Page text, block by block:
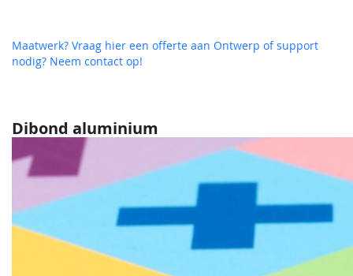
Dibond aluminium
Maatwerk? Vraag hier een offerte aan Ontwerp of support
nodig? Neem contact op!